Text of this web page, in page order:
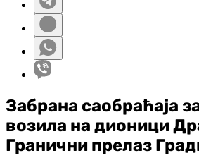
Забрана саобраћаја
возила на дионици
Гранични прелаз